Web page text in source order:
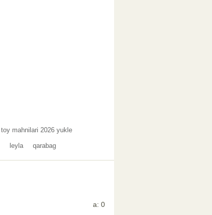
toy mahnilari 2026 yukle
leyla qarabag
a: 0